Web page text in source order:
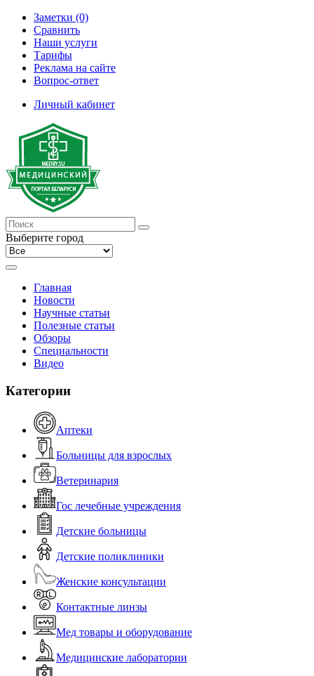
Заметки (0)
Сравнить
Наши услуги
Тарифы
Реклама на сайте
Вопрос-ответ
Личный кабинет
Выберите город
Главная
Новости
Научные статьи
Полезные статьи
Обзоры
Специальности
Видео
Категории
Аптеки
Больницы для взрослых
Ветеринария
Гос лечебные учреждения
Детские больницы
Детские поликлиники
Женские консультации
Контактные линзы
Мед товары и оборудование
Медицинские лаборатории